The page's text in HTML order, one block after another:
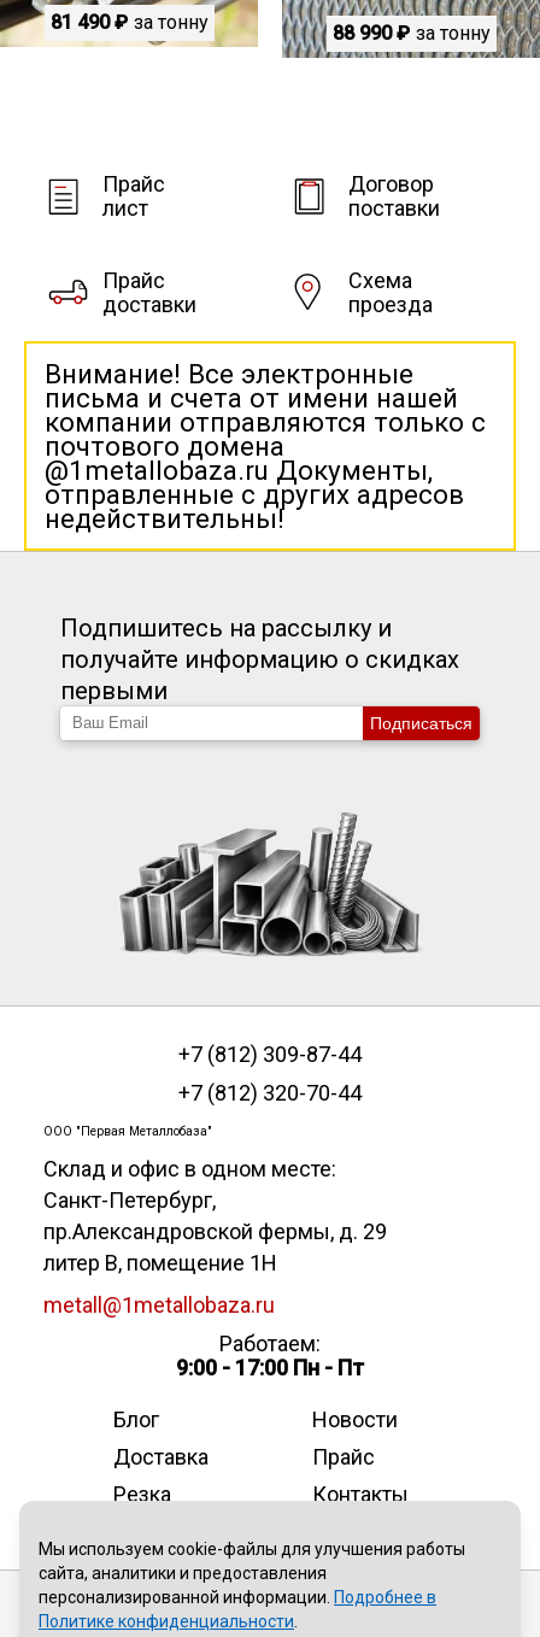
81 490 ₽ за тонну 88 990 ₽ за тонну
Прайс
лист
Договор
поставки
Прайс
доставки
Схема
проезда
Внимание! Все электронные
письма и счета от имени нашей
компании отправляются только с
почтового домена
@1metallobaza.ru Документы,
отправленные с других адресов
недействительны!
Подпишитесь на рассылку и
получайте информацию о скидках
первыми
Подписаться
+7 (812) 309-87-44
+7 (812) 320-70-44
ООО "Первая Металлобаза"
Склад и офис в одном месте:
Санкт-Петербург,
пр.Александровской фермы, д. 29
литер В, помещение 1Н
metall@1metallobaza.ru
Работаем:
9:00 - 17:00 Пн - Пт
Блог
Новости
Доставка
Прайс
Резка
Контакты
Публичная оферта
Мы используем cookie-файлы для улучшения работы
сайта, аналитики и предоставления
персонализированной информации. Подробнее в
Политике конфиденциальности